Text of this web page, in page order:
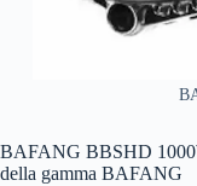
BAFANG BBSHD
della gamma BAFANG